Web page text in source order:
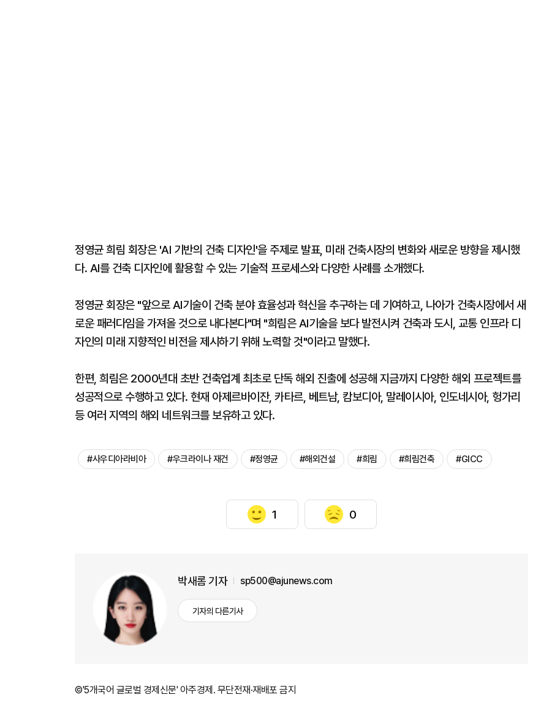
정영균 희림 회장은 'AI 기반의 건축 디자인'을 주제로 발표, 미래 건축시장의 변화와 새로운 방향을 제시했
다. AI를 건축 디자인에 활용할 수 있는 기술적 프로세스와 다양한 사례를 소개했다.
정영균 회장은 "앞으로 AI기술이 건축 분야 효율성과 혁신을 추구하는 데 기여하고, 나아가 건축시장에서 새
로운 패러다임을 가져올 것으로 내다본다"며 "희림은 AI기술을 보다 발전시켜 건축과 도시, 교통 인프라 디
자인의 미래 지향적인 비전을 제시하기 위해 노력할 것"이라고 말했다.
한편, 희림은 2000년대 초반 건축업계 최초로 단독 해외 진출에 성공해 지금까지 다양한 해외 프로젝트를
성공적으로 수행하고 있다. 현재 아제르바이잔, 카타르, 베트남, 캄보디아, 말레이시아, 인도네시아, 헝가리
등 여러 지역의 해외 네트워크를 보유하고 있다.
#사우디아라비아 #우크라이나 재건 #정영균 #해외건설 #희림 #희림건축 #GICC
1 0
박새롬 기자 sp500@ajunews.com
기자의 다른기사
©'5개국어 글로벌 경제신문' 아주경제. 무단전재·재배포 금지